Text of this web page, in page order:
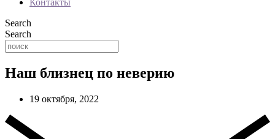
Контакты
Search
Search
Наш близнец по неверию
19 октября, 2022